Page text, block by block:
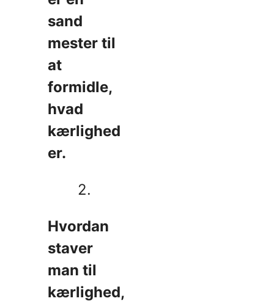
sand
mester til
at
formidle,
hvad
kærlighed
er.
2.
Hvordan
staver
man til
kærlighed,